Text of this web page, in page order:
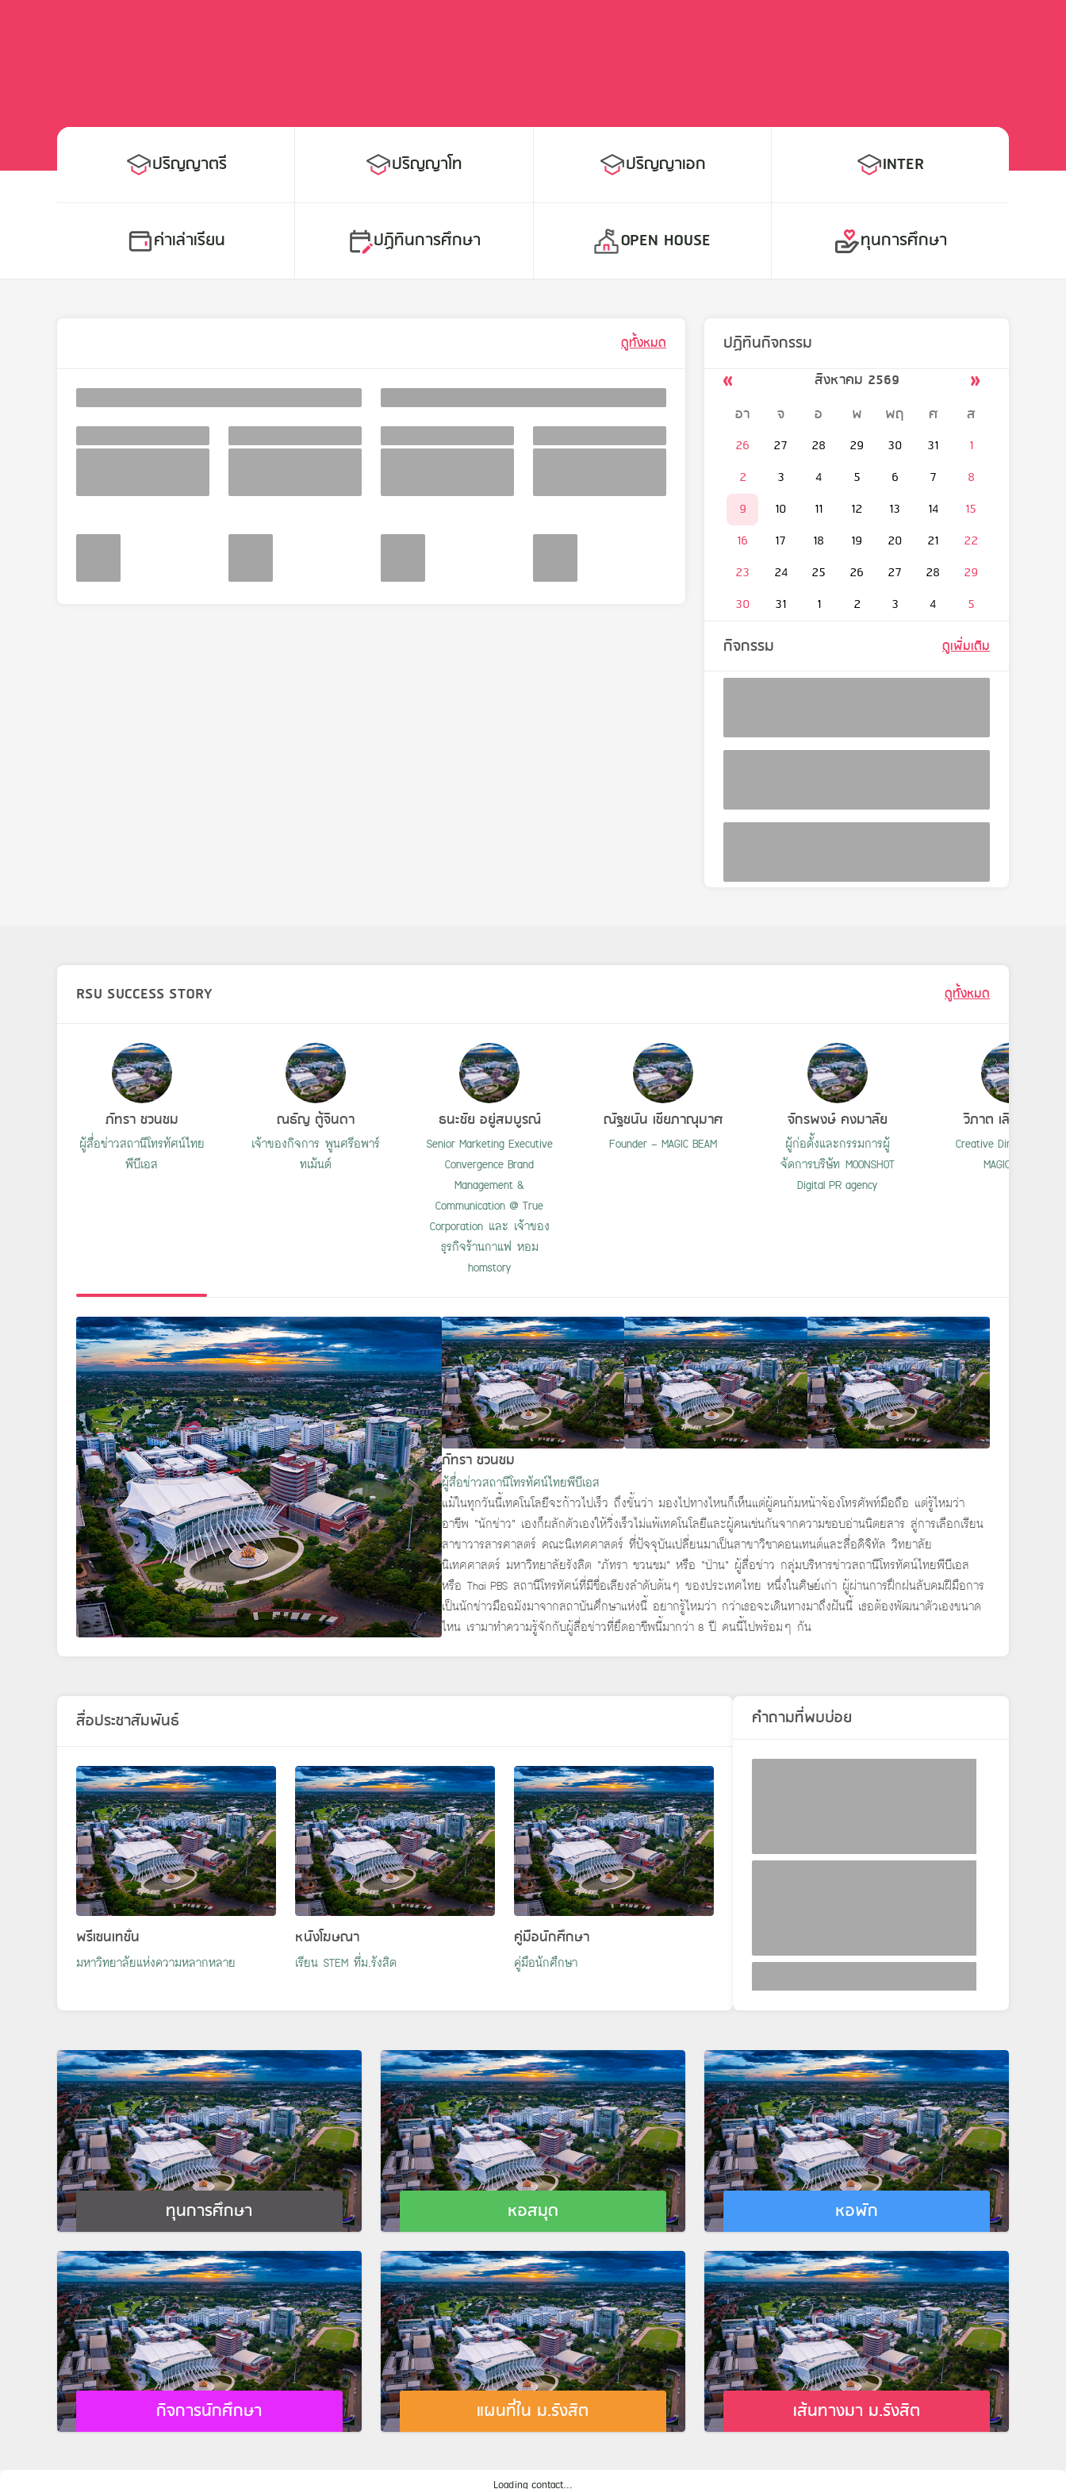
ปริญญาตรี ปริญญาโท ปริญญาเอก INTER
ค่าเล่าเรียน ปฏิทินการศึกษา OPEN HOUSE ทุนการศึกษา
ดูทั้งหมด ปฏิทินกิจกรรม
สิงหาคม 2569
อา
จ อ พ พฤ ศ ส
26 27 28 29 30 31
1
2
3 4 5 6 7
8
9
10 11 12 13 14
15
16
17 18 19 20 21
22
23
24 25 26 27 28
29
30
31 1 2 3 4 5
กิจกรรม ดูเพิ่มเติม
RSU SUCCESS STORY ดูทั้งหมด
ภัทรา ชวนชม
ผู้สื่อข่าวสถานีโทรทัศน์ไทย
พีบีเอส
ณธัญ ตู้จินดา
เจ้าของกิจการ พูนศรีอพาร์
ทเม้นต์
ธนะชัย อยู่สมบูรณ์
Senior Marketing Executive
Convergence Brand
Management &
Communication @ True
Corporation และ เจ้าของ
ธุรกิจร้านกาแฟ หอม
homstory
ณัฐชนัน เชียภาณุมาศ
Founder - MAGIC BEAM
จักรพงษ์ คงมาลัย
ผู้ก่อตั้งและกรรมการผู้
จัดการบริษัท MOONSHOT
Digital PR agency
วิภาต เลิศปัญญา
Creative Director บริษัท
MAGIC BEAM
ภัทรา ชวนชม
ผู้สื่อข่าวสถานีโทรทัศน์ไทยพีบีเอส
แม้ในทุกวันนี้เทคโนโลยีจะก้าวไปเร็ว ถึงขั้นว่า มองไปทางไหนก็เห็นแต่ผู้คนก้มหน้าจ้องโทรศัพท์มือถือ แต่รู้ไหมว่า
อาชีพ “นักข่าว” เองก็ผลักตัวเองให้วิ่งเร็วไม่แพ้เทคโนโลยีและผู้คนเช่นกันจากความชอบอ่านนิตยสาร สู่การเลือกเรียน
สาขาวารสารศาสตร์ คณะนิเทศศาสตร์ ที่ปัจจุบันเปลี่ยนมาเป็นสาขาวิชาคอนเทนต์และสื่อดิจิทัล วิทยาลัย
นิเทศศาสตร์ มหาวิทยาลัยรังสิต “ภัทรา ชวนชม” หรือ “ป่าน” ผู้สื่อข่าว กลุ่มบริหารข่าวสถานีโทรทัศน์ไทยพีบีเอส
หรือ Thai PBS สถานีโทรทัศน์ที่มีชื่อเสียงลำดับต้นๆ ของประเทศไทย หนึ่งในศิษย์เก่า ผู้ผ่านการฝึกฝนลับคมฝีมือการ
เป็นนักข่าวมือฉมังมาจากสถาบันศึกษาแห่งนี้ อยากรู้ไหมว่า กว่าเธอจะเดินทางมาถึงฝันนี้ เธอต้องพัฒนาตัวเองขนาด
ไหน เรามาทำความรู้จักกับผู้สื่อข่าวที่ยึดอาชีพนี้มากว่า 8 ปี คนนี้ไปพร้อมๆ กัน
สื่อประชาสัมพันธ์
พรีเซนเทชั่น
มหาวิทยาลัยแห่งความหลากหลาย
หนังโฆษณา
เรียน STEM ที่ม.รังสิต
คู่มือนักศึกษา
คู่มือนักศึกษา
คำถามที่พบบ่อย
ทุนการศึกษา หอสมุด หอพัก
กิจการนักศึกษา แผนที่ใน ม.รังสิต เส้นทางมา ม.รังสิต